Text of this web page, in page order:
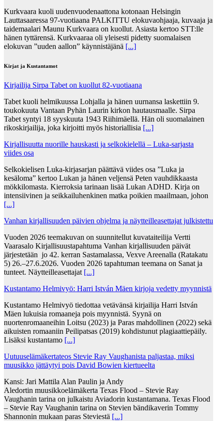
Kurkvaara kuoli uudenvuodenaattona kotonaan Helsingin
Lauttasaaressa 97-vuotiaana PALKITTU elokuvaohjaaja, kuvaaja ja
taidemaalari Maunu Kurkvaara on kuollut. Asiasta kertoo STT:lle
hänen tyttärensä. Kurkvaaraa oli yleisesti pidetty suomalaisen
elokuvan ”uuden aallon” käynnistäjänä [...]
Kirjat ja Kustantamot
Kirjailija Sirpa Tabet on kuollut 82-vuotiaana
Tabet kuoli helmikuussa Lohjalla ja hänen uurnansa laskettiin 9.
toukokuuta Vantaan Pyhän Laurin kirkon hautausmaalle. Sirpa
Tabet syntyi 18 syyskuuta 1943 Riihimäellä. Hän oli suomalainen
rikoskirjailija, joka kirjoitti myös historiallisia [...]
Kirjallisuutta nuorille hauskasti ja selkokielellä – Luka-sarjasta
viides osa
Selkokielisen Luka-kirjasarjan päättävä viides osa ”Luka ja
kesäloma” kertoo Lukan ja hänen veljensä Peten vauhdikkaasta
mökkilomasta. Kierroksia tarinaan lisää Lukan ADHD. Kirja on
intensiivinen ja seikkailuhenkinen matka poikien maailmaan, johon
[...]
Vanhan kirjallisuuden päivien ohjelma ja näytteilleasettajat julkistettu
Vuoden 2026 teemakuvan on suunnitellut kuvataiteilija Vertti
Vaarasalo Kirjallisuustapahtuma Vanhan kirjallisuuden päivät
järjestetään jo 42. kerran Sastamalassa, Vexve Areenalla (Ratakatu
5) 26.–27.6.2026. Vuoden 2026 tapahtuman teemana on Sanat ja
tunteet. Näytteilleasettajat [...]
Kustantamo Helmivyö: Harri István Mäen kirjoja vedetty myynnistä
Kustantamo Helmivyö tiedottaa vetävänsä kirjailija Harri István
Mäen lukuisia romaaneja pois myynnistä. Syynä on
nuortenromaaneihin Loitsu (2023) ja Paras mahdollinen (2022) sekä
aikuisten romaaniin Peilipatsas (2019) kohdistunut plagiaattiepäily.
Lisäksi kustantamo [...]
Uutuuselämäkertateos Stevie Ray Vaughanista paljastaa, miksi
muusikko jättäytyi pois David Bowien kiertueelta
Kansi: Jari Mattila Alan Paulin ja Andy
Aledortin muusikkoelämäkerta Texas Flood – Stevie Ray
Vaughanin tarina on julkaistu Aviadorin kustantamana. Texas Flood
– Stevie Ray Vaughanin tarina on Stevien bändikaverin Tommy
Shannonin mukaan paras Steviestä [...]